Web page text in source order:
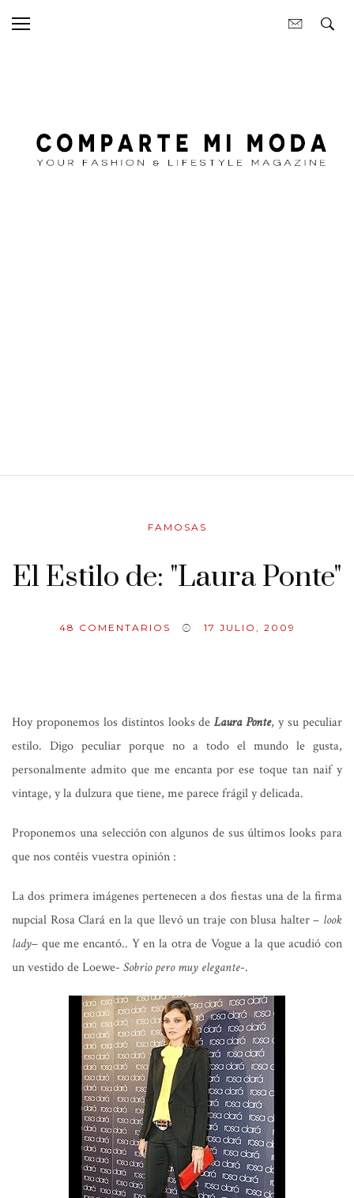
FAMOSAS
El Estilo de: "Laura Ponte"
48 COMENTARIOS 17 JULIO, 2009
Hoy proponemos los distintos looks deLaura Ponte, y su peculiar
estilo. Digo peculiar porque no a todo el mundo le gusta,
personalmente admito que me encanta por ese toque tan naif y
vintage, y la dulzura que tiene, me parece frágil y delicada.
Proponemos una selección con algunos de sus últimos looks para
que nos contéis vuestra opinión :
La dos primera imágenes pertenecen a dos fiestas una de la firma
nupcial Rosa Clará en la que llevó un traje con blusa halter – look
lady– que me encantó.. Y en la otra de Vogue a la que acudió con
un vestido de Loewe- Sobrio pero muy elegante-.